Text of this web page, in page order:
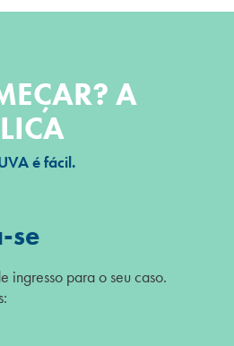
A
é fácil.
se
ingresso para o seu caso.